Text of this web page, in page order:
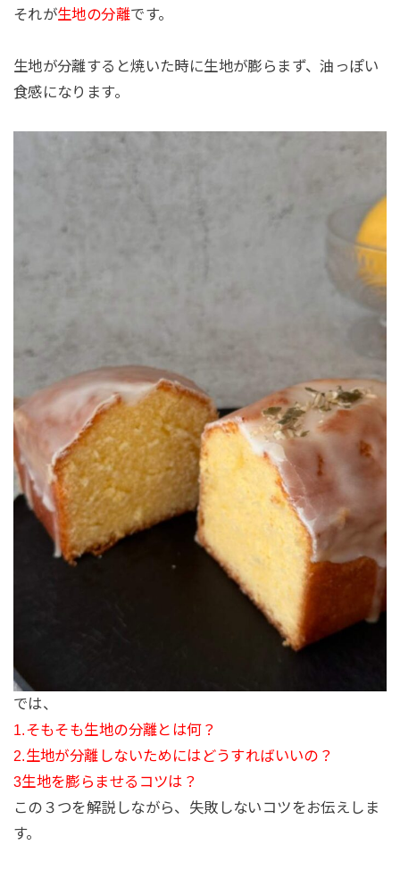
それが生地の分離です。
生地が分離すると焼いた時に生地が膨らまず、油っぽい
食感になります。
では、
1.そもそも生地の分離とは何？
2.生地が分離しないためにはどうすればいいの？
3生地を膨らませるコツは？
この３つを解説しながら、失敗しないコツをお伝えしま
す。